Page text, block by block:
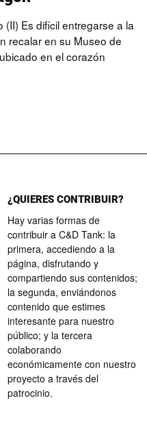
(II) Es difícil entregarse a la
recalar en su Museo de
en el corazón
una
a
los
¿QUIERES CONTRIBUIR?
Hay varias formas de
contribuir a C&D Tank: la
primera, accediendo a la
página, disfrutando y
compartiendo sus contenidos;
la segunda, enviándonos
contenido que estimes
interesante para nuestro
público; y la tercera
colaborando
económicamente con nuestro
proyecto a través del
patrocinio.